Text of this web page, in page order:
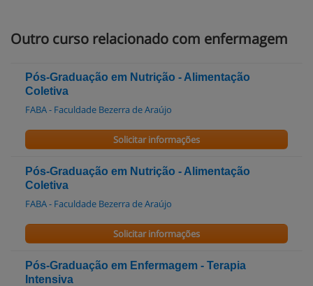
Outro curso relacionado com enfermagem
Pós-Graduação em Nutrição - Alimentação
Coletiva
FABA - Faculdade Bezerra de Araújo
Solicitar informações
Pós-Graduação em Nutrição - Alimentação
Coletiva
FABA - Faculdade Bezerra de Araújo
Solicitar informações
Pós-Graduação em Enfermagem - Terapia
Intensiva